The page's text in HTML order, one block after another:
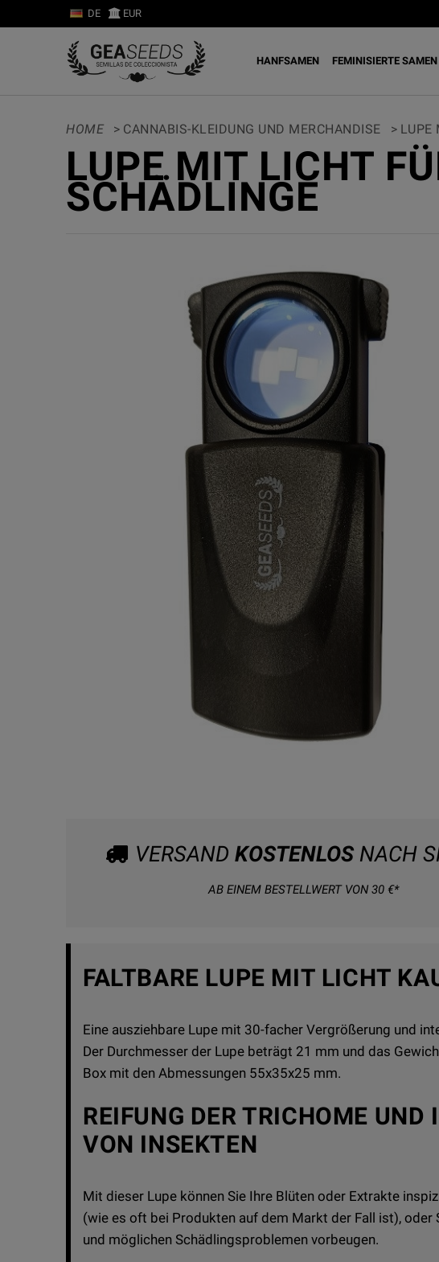
DE EUR
HANFSAMEN FEMINISIERTE SAMEN
HOME > CANNABIS-KLEIDUNG UND MERCHANDISE > LUPE
LUPE MIT LICHT
SCHÄDLINGE
VERSAND KOSTENLOSNACH
AB EINEM BESTELLWERT VON 30 €*
FALTBARE LUPE MIT LICHT
Eine ausziehbare Lupe mit 30-facher Vergrößerung und
Der Durchmesser der Lupe beträgt 21 mm und das
Box mit den Abmessungen 55x35x25 mm.
REIFUNG DER TRICHOME UND
VON INSEKTEN
Mit dieser Lupe können Sie Ihre Blüten oder Extrakte
(wie es oft bei Produkten auf dem Markt der Fall ist), oder
und möglichen Schädlingsproblemen vorbeugen.